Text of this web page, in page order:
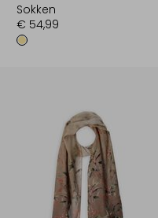
Sokken
€ 54,99